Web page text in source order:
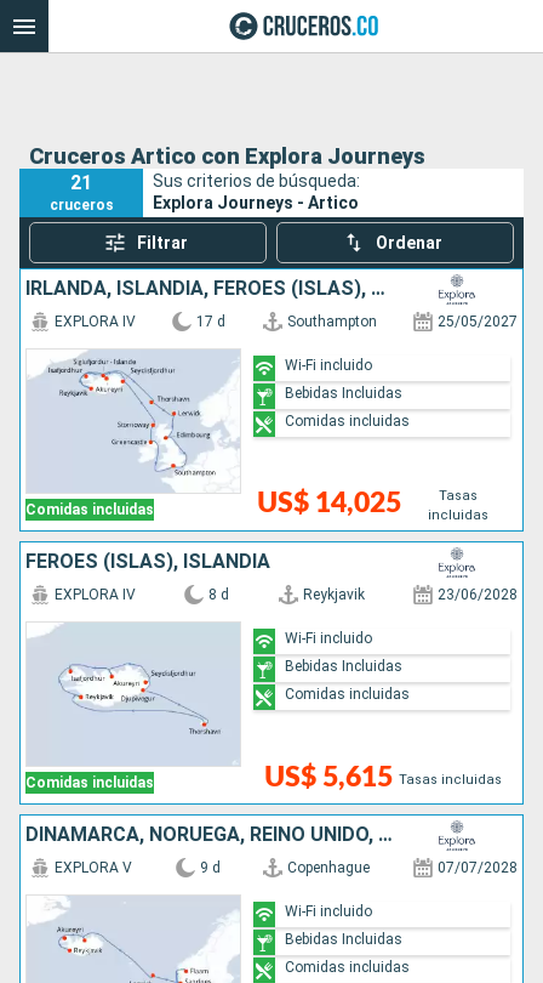
Cruceros Artico con Explora Journeys
21
cruceros
Sus criterios de búsqueda:
Explora Journeys - Artico
Filtrar Ordenar
IRLANDA, ISLANDIA, FÉROES (ISLAS), REINO UNIDO
Comidas incluidas
EXPLORA IV 17 d Southampton 25/05/2027
US$ 14,025
Tasas
incluidas
Wi-Fi incluido
Bebidas Incluidas
Comidas incluidas
FÉROES (ISLAS), ISLANDIA
Comidas incluidas
EXPLORA IV 8 d Reykjavik 23/06/2028
US$ 5,615 Tasas incluidas
Wi-Fi incluido
Bebidas Incluidas
Comidas incluidas
DINAMARCA, NORUEGA, REINO UNIDO, ISLANDIA
EXPLORA V 9 d Copenhague 07/07/2028
Wi-Fi incluido
Bebidas Incluidas
Comidas incluidas